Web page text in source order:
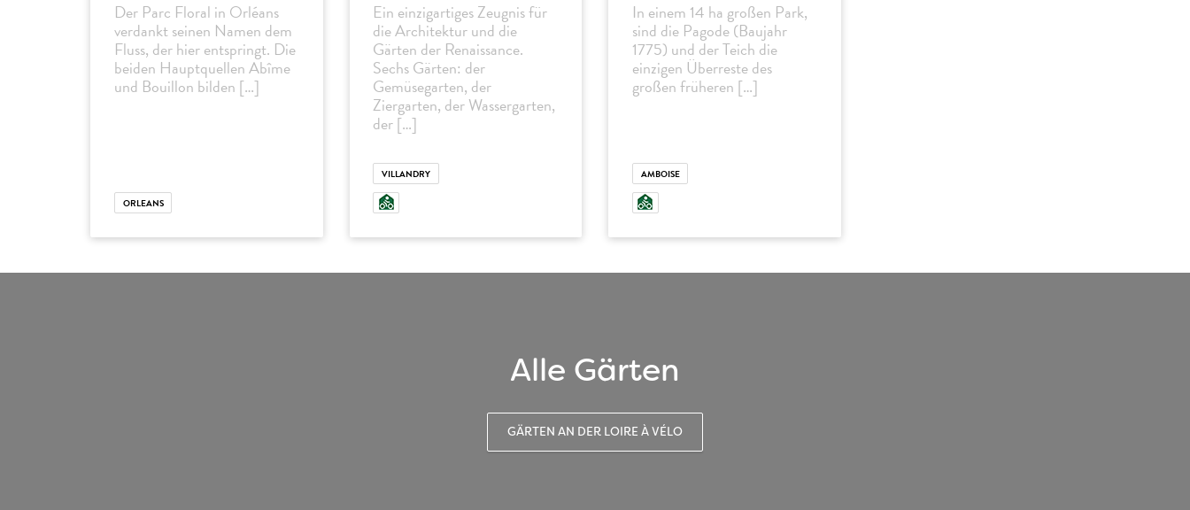
Der Parc Floral in Orléans
verdankt seinen Namen dem
Fluss, der hier entspringt. Die
beiden Hauptquellen Abîme
und Bouillon bilden […]
ORLEANS
Ein einzigartiges Zeugnis für
die Architektur und die
Gärten der Renaissance.
Sechs Gärten: der
Gemüsegarten, der
Ziergarten, der Wassergarten,
der […]
VILLANDRY
In einem 14 ha großen Park,
sind die Pagode (Baujahr
1775) und der Teich die
einzigen Überreste des
großen früheren […]
AMBOISE
Alle Gärten
GÄRTEN AN DER LOIRE À VÉLO